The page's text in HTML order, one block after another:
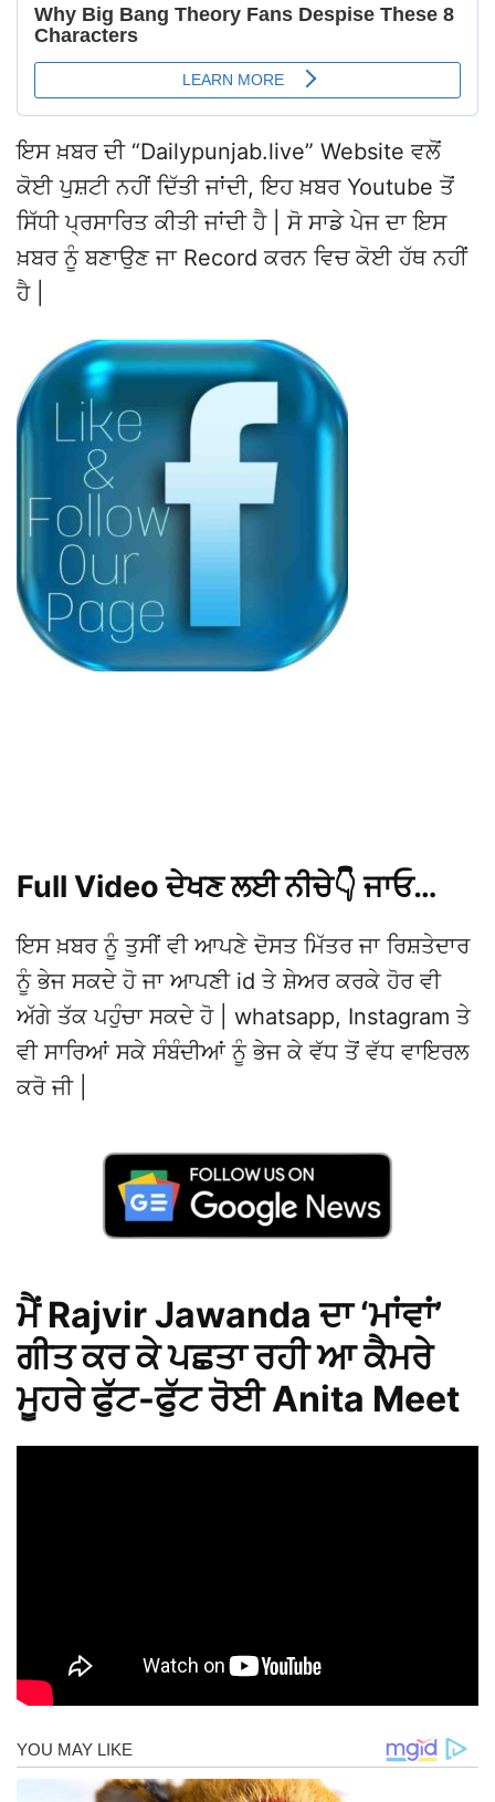
ਇਸ ਖ਼ਬਰ ਦੀ “Dailypunjab.live” Website ਵਲੋਂ
ਕੋਈ ਪੁਸ਼ਟੀ ਨਹੀਂ ਦਿੱਤੀ ਜਾਂਦੀ, ਇਹ ਖ਼ਬਰ Youtube ਤੋਂ
ਸਿੱਧੀ ਪ੍ਰਸਾਰਿਤ ਕੀਤੀ ਜਾਂਦੀ ਹੈ | ਸੋ ਸਾਡੇ ਪੇਜ ਦਾ ਇਸ
ਖ਼ਬਰ ਨੂੰ ਬਣਾਉਣ ਜਾ Record ਕਰਨ ਵਿਚ ਕੋਈ ਹੱਥ ਨਹੀਂ
ਹੈ |
Full Video ਦੇਖਣ ਲਈ ਨੀਚੇ👇 ਜਾਓ…
ਇਸ ਖ਼ਬਰ ਨੂੰ ਤੁਸੀਂ ਵੀ ਆਪਣੇ ਦੋਸਤ ਮਿੱਤਰ ਜਾ ਰਿਸ਼ਤੇਦਾਰ
ਨੂੰ ਭੇਜ ਸਕਦੇ ਹੋ ਜਾ ਆਪਣੀ id ਤੇ ਸ਼ੇਅਰ ਕਰਕੇ ਹੋਰ ਵੀ
ਅੱਗੇ ਤੱਕ ਪਹੁੰਚਾ ਸਕਦੇ ਹੋ | whatsapp, Instagram ਤੇ
ਵੀ ਸਾਰਿਆਂ ਸਕੇ ਸੰਬੰਦੀਆਂ ਨੂੰ ਭੇਜ ਕੇ ਵੱਧ ਤੋਂ ਵੱਧ ਵਾਇਰਲ
ਕਰੋ ਜੀ |
ਮੈਂ Rajvir Jawanda ਦਾ ‘ਮਾਂਵਾਂ’
ਗੀਤ ਕਰ ਕੇ ਪਛਤਾ ਰਹੀ ਆ ਕੈਮਰੇ
ਮੂਹਰੇ ਫੁੱਟ-ਫੁੱਟ ਰੋਈ Anita Meet